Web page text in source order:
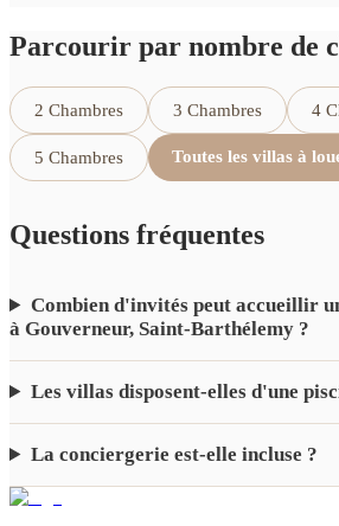
Parcourir par nombre de
2 Chambres 3 Chambres 4
5 Chambres Toutes les villas à
Questions fréquentes
Combien d'invités peut accueillir
à Gouverneur, Saint-Barthélemy ?
Les villas disposent-elles d'une
La conciergerie est-elle incluse ?